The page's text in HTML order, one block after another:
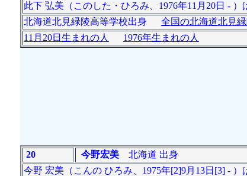
此下 弘美（このした・ひろみ、1976年11月20日 - ）
北海道北見緑陵高等学校出身 全国の北海道北見
11月20日生まれの人
1976年生まれの人
20 今野宏美北海道 出身
今野 宏美（こんの ひろみ、1975年[2]9月13日[3] -